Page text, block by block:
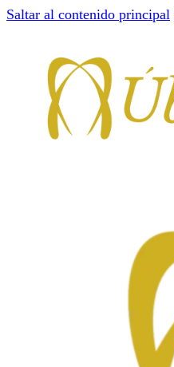
Saltar al contenido principal